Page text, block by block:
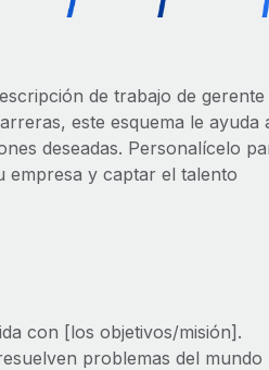
de trabajo de gerente
este esquema le ayuda
deseadas. Personalícelo
empresa y captar el talento
con [los objetivos/misión].
problemas del mundo